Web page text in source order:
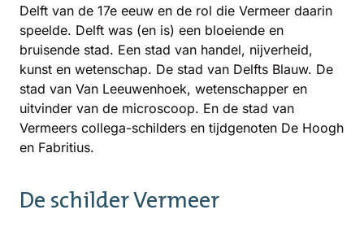
Delft van de 17e eeuw en de rol die Vermeer daarin
speelde. Delft was (en is) een bloeiende en
bruisende stad. Een stad van handel, nijverheid,
kunst en wetenschap. De stad van Delfts Blauw. De
stad van Van Leeuwenhoek, wetenschapper en
uitvinder van de microscoop. En de stad van
Vermeers collega-schilders en tijdgenoten De Hoogh
en Fabritius.
De schilder Vermeer